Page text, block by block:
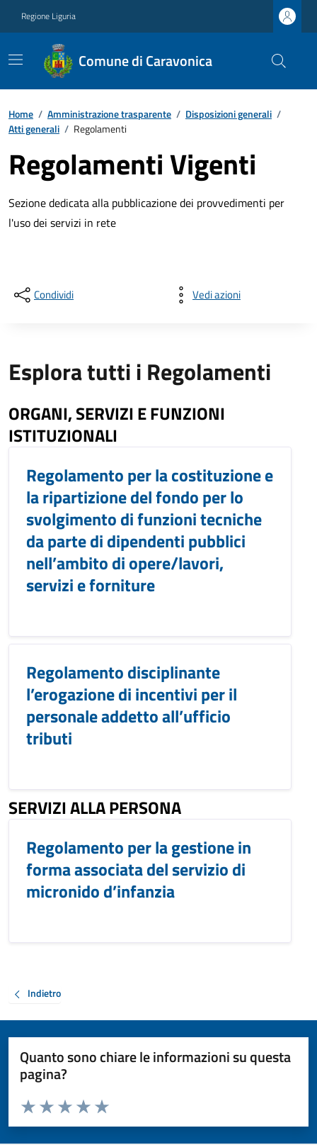
Regione Liguria
Comune di Caravonica
Home / Amministrazione trasparente / Disposizioni generali /
Atti generali / Regolamenti
Regolamenti Vigenti
Sezione dedicata alla pubblicazione dei provvedimenti per
l'uso dei servizi in rete
Condividi Vedi azioni
Esplora tutti i Regolamenti
ORGANI, SERVIZI E FUNZIONI
ISTITUZIONALI
Regolamento per la costituzione e
la ripartizione del fondo per lo
svolgimento di funzioni tecniche
da parte di dipendenti pubblici
nell’ambito di opere/lavori,
servizi e forniture
Regolamento disciplinante
l’erogazione di incentivi per il
personale addetto all’ufficio
tributi
SERVIZI ALLA PERSONA
Regolamento per la gestione in
forma associata del servizio di
micronido d’infanzia
Indietro
Quanto sono chiare le informazioni su questa
pagina?
Valuta da 1 a 5 stelle la pagina
Valuta 5 stelle su 5
Valuta 4 stelle su 5
Valuta 3 stelle su 5
Valuta 2 stelle su 5
Valuta 1 stelle su 5